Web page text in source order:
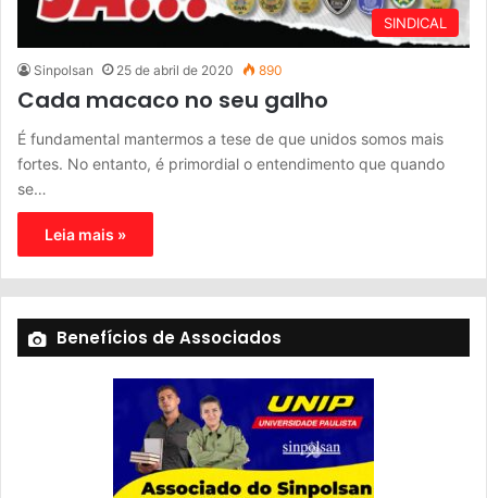
SINDICAL
Sinpolsan 25 de abril de 2020 890
Cada macaco no seu galho
É fundamental mantermos a tese de que unidos somos mais
fortes. No entanto, é primordial o entendimento que quando
se…
Leia mais »
Benefícios de Associados